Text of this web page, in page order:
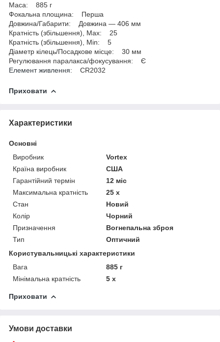
Маса: 885 г
Фокальна площина: Перша
Довжина/Габарити: Довжина — 406 мм
Кратність (збільшення), Max: 25
Кратність (збільшення), Min: 5
Діаметр кілець/Посадкове місце: 30 мм
Регулювання паралакса/фокусування: Є
Елемент живлення: CR2032
Приховати
Характеристики
Основні
Виробник
Vortex
Країна виробник
США
Гарантійний термін
12 міс
Максимальна кратність
25 х
Стан
Новий
Колір
Чорний
Призначення
Вогнепальна зброя
Тип
Оптичний
Користувальницькі характеристики
Вага
885 г
Мінімальна кратність
5 х
Приховати
Умови доставки